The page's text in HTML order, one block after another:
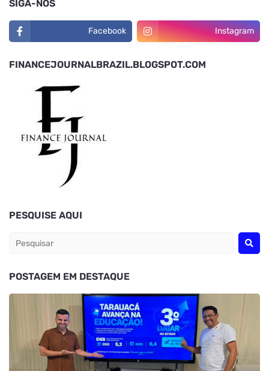
SIGA-NOS
Facebook Instagram
FINANCEJOURNALBRAZIL.BLOGSPOT.COM
PESQUISE AQUI
POSTAGEM EM DESTAQUE